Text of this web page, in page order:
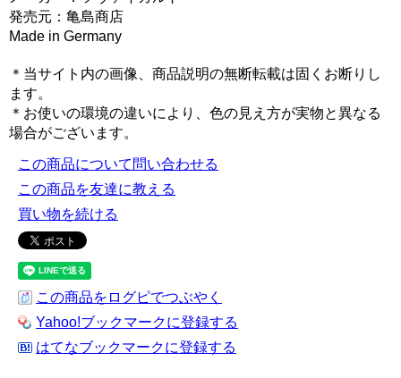
発売元：亀島商店
Made in Germany
＊当サイト内の画像、商品説明の無断転載は固くお断りし
ます。
＊お使いの環境の違いにより、色の見え方が実物と異なる
場合がございます。
この商品について問い合わせる
この商品を友達に教える
買い物を続ける
この商品をログピでつぶやく
Yahoo!ブックマークに登録する
はてなブックマークに登録する